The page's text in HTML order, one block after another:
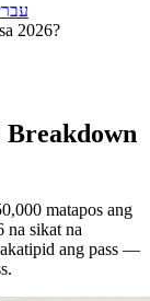
2026?
Breakdown
matapos ang
na sikat na
ang pass —